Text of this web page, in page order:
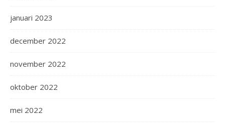
januari 2023
december 2022
november 2022
oktober 2022
mei 2022